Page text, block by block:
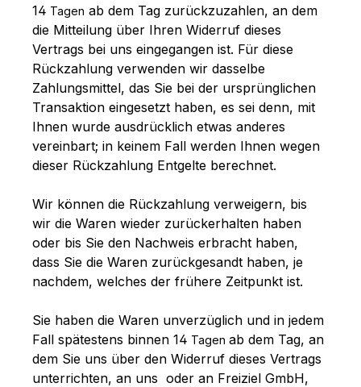
14 Tagen ab dem Tag zurückzuzahlen, an dem
die Mitteilung über Ihren Widerruf dieses
Vertrags bei uns eingegangen ist. Für diese
Rückzahlung verwenden wir dasselbe
Zahlungsmittel, das Sie bei der ursprünglichen
Transaktion eingesetzt haben, es sei denn, mit
Ihnen wurde ausdrücklich etwas anderes
vereinbart; in keinem Fall werden Ihnen wegen
dieser Rückzahlung Entgelte berechnet.
Wir können die Rückzahlung verweigern, bis
wir die Waren wieder zurückerhalten haben
oder bis Sie den Nachweis erbracht haben,
dass Sie die Waren zurückgesandt haben, je
nachdem, welches der frühere Zeitpunkt ist.
Sie haben die Waren unverzüglich und in jedem
Fall spätestens binnen 14 Tagen ab dem Tag, an
dem Sie uns über den Widerruf dieses Vertrags
unterrichten, an uns oder an Freiziel GmbH,